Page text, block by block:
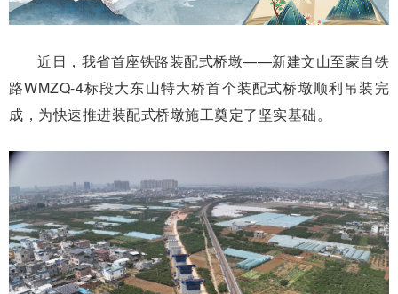
近日，我省首座铁路装配式桥墩——新建文山至蒙自铁
路WMZQ-4标段大东山特大桥首个装配式桥墩顺利吊装完
成，为快速推进装配式桥墩施工奠定了坚实基础。